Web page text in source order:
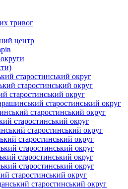
тривог
центр
старостинський округ
старостинський округ
старостинський округ
старостинський округ
старостинський округ
старостинський округ
старостинський округ
старостинський округ
старостинський округ
старостинський округ
старостинський округ
старостинський округ
старостинський округ